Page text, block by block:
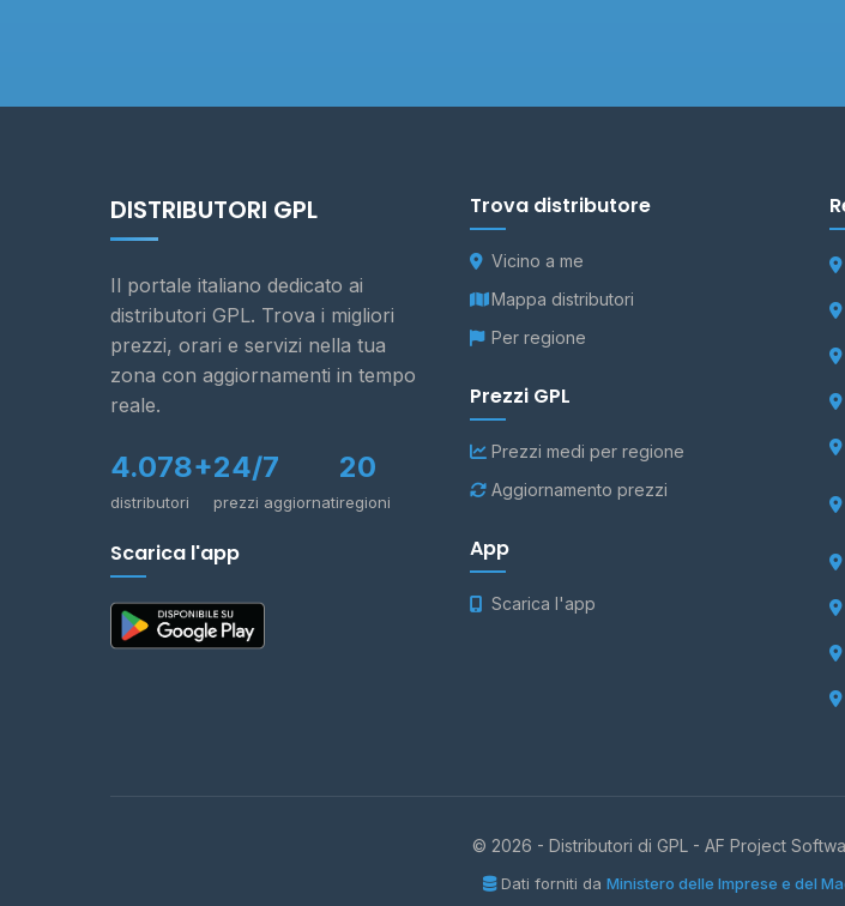
DISTRIBUTORI GPL
Il portale italiano dedicato ai
distributori GPL. Trova i migliori
prezzi, orari e servizi nella tua
zona con aggiornamenti in tempo
reale.
4.078+
distributori
24/7
prezzi aggiornati
20
regioni
Scarica l'app
Trova distributore
Vicino a me
Mappa distributori
Per regione
Prezzi GPL
Prezzi medi per regione
Aggiornamento prezzi
App
Scarica l'app
© 2026 - Distributori di GPL - AF Project
Dati forniti da Ministero delle Imprese e del